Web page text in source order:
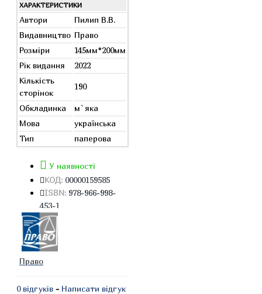
ХАРАКТЕРИСТИКИ
Автори
Пилип В.В.
Видавництво Право
Розміри
145мм*200мм
Рік видання
2022
Кількість
сторінок
190
Обкладинка
м`яка
Мова
українська
Тип
паперова
У наявності
КОД: 00000159585
ISBN: 978-966-998-
453-1
Право
0 відгуків - Написати відгук